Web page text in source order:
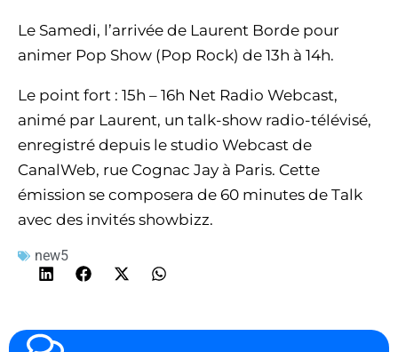
Le Samedi, l’arrivée de Laurent Borde pour
animer Pop Show (Pop Rock) de 13h à 14h.
Le point fort : 15h – 16h Net Radio Webcast,
animé par Laurent, un talk-show radio-télévisé,
enregistré depuis le studio Webcast de
CanalWeb, rue Cognac Jay à Paris. Cette
émission se composera de 60 minutes de Talk
avec des invités showbizz.
new5